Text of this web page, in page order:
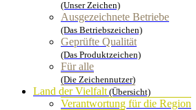
(Unser Zeichen)
Ausgezeichnete Betriebe
(Das Betriebszeichen)
Geprüfte Qualität
(Das Produktzeichen)
Für alle
(Die Zeichennutzer)
Land der Vielfalt(Übersicht)
Verantwortung für die Region